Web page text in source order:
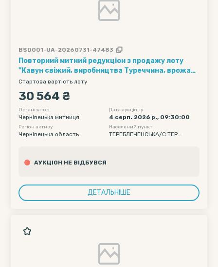
BSD001-UA-20260731-47483
Повторний митний редукціон з продажу лоту
"Кавун свіжий, виробництва Туреччина, врожаю
2026 року, в кількості 600 кг.".
Стартова вартість лоту
30 564 ₴
Організатор
Чернівецька митниця
Дата аукціону
4 серп. 2026 р., 09:30:00
Регіон активу
Чернівецька область
Населений пункт
ТЕРЕБЛЕЧЕНСЬКА/С.ТЕР...
АУКЦІОН НЕ ВІДБУВСЯ
ДЕТАЛЬНІШЕ